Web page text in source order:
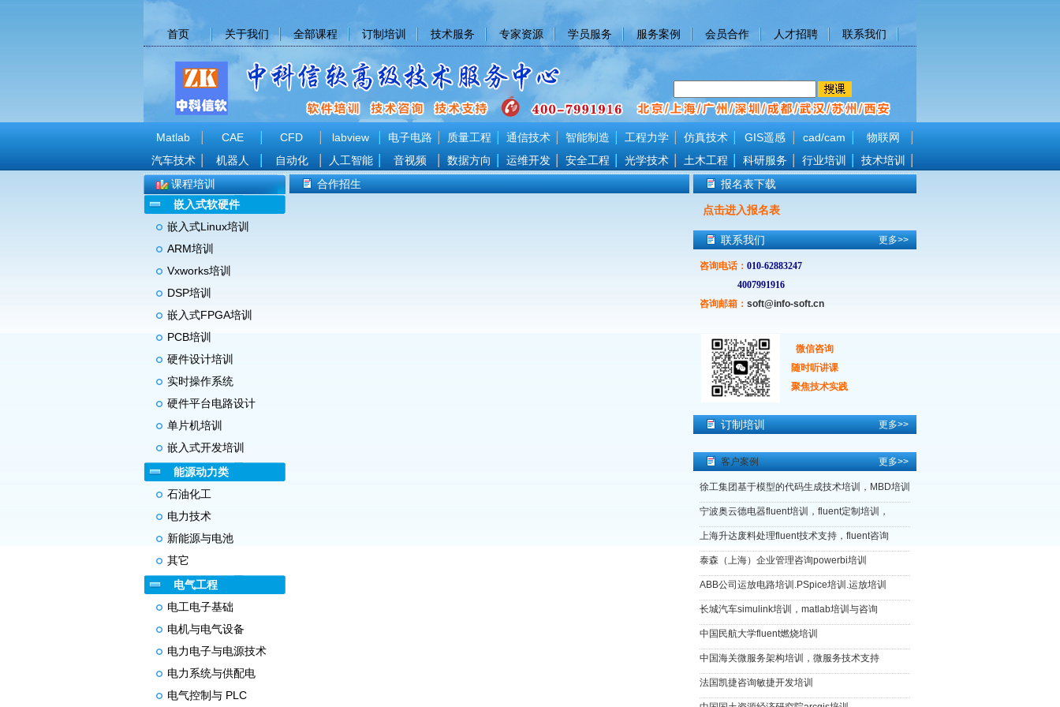
首页 关于我们 全部课程 订制培训 技术服务 专家资源 学员服务 服务案例 会员合作 人才招聘 联系我们
Matlab CAE CFD labview 电子电路 质量工程 通信技术 智能制造 工程力学 仿真技术 GIS遥感 cad/cam
物联网
汽车技术
机器人 自动化 人工智能 音视频 数据方向 运维开发 安全工程 光学技术 土木工程 科研服务 行业培训
技术培训
课程培训
嵌入式软硬件
嵌入式Linux培训
ARM培训
Vxworks培训
DSP培训
嵌入式FPGA培训
PCB培训
硬件设计培训
实时操作系统
硬件平台电路设计
单片机培训
嵌入式开发培训
能源动力类
石油化工
电力技术
新能源与电池
其它
电气工程
电工电子基础
电机与电气设备
电力电子与电源技术
电力系统与供配电
电气控制与 PLC
合作招生 报名表下载
点击进入报名表
联系我们 更多>>
咨询电话： 010-62883247
4007991916
咨询邮箱： soft@info-soft.cn
微信咨询
随时听讲课
聚焦技术实践
订制培训 更多>>
客户案例 更多>>
徐工集团基于模型的代码生成技术培训，MBD培训
宁波奥云德电器fluent培训，fluent定制培训，
上海升达废料处理fluent技术支持，fluent咨询
泰森（上海）企业管理咨询powerbi培训
ABB公司运放电路培训.PSpice培训.运放培训
长城汽车simulink培训，matlab培训与咨询
中国民航大学fluent燃烧培训
中国海关微服务架构培训，微服务技术支持
法国凯捷咨询敏捷开发培训